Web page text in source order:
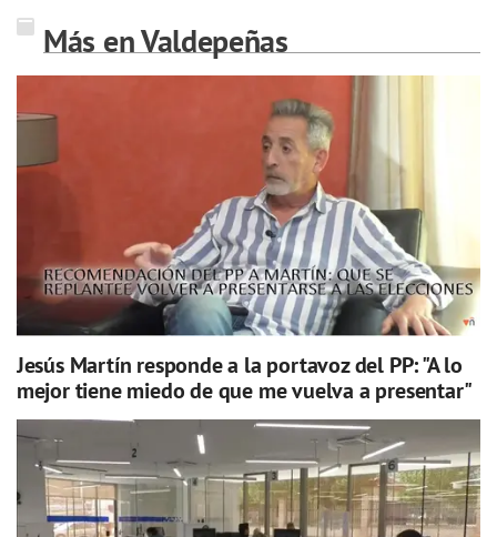
Más en Valdepeñas
Jesús Martín responde a la portavoz del PP: "A lo
mejor tiene miedo de que me vuelva a presentar"